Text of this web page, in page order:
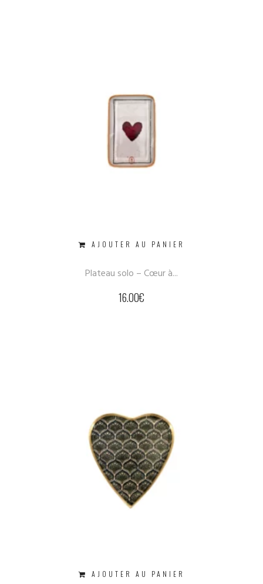
AJOUTER AU PANIER
Plateau solo – Cœur à...
16.00€
AJOUTER AU PANIER